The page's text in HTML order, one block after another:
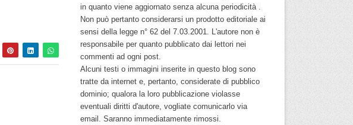
in quanto viene aggiornato senza alcuna periodicità .
Non può pertanto considerarsi un prodotto editoriale ai
sensi della legge n° 62 del 7.03.2001. L'autore non è
responsabile per quanto pubblicato dai lettori nei
commenti ad ogni post.
Alcuni testi o immagini inserite in questo blog sono
tratte da internet e, pertanto, considerate di pubblico
dominio; qualora la loro pubblicazione violasse
eventuali diritti d'autore, vogliate comunicarlo via
email. Saranno immediatamente rimossi.